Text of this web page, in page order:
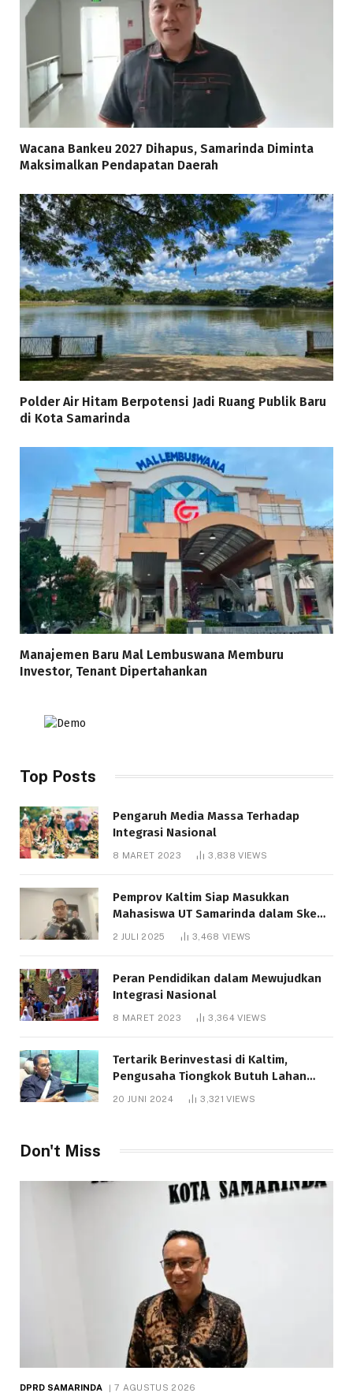
Wacana Bankeu 2027 Dihapus, Samarinda Diminta
Maksimalkan Pendapatan Daerah
Polder Air Hitam Berpotensi Jadi Ruang Publik Baru
di Kota Samarinda
Manajemen Baru Mal Lembuswana Memburu
Investor, Tenant Dipertahankan
Top Posts
Pengaruh Media Massa Terhadap
Integrasi Nasional
8 MARET 2023 3,838VIEWS
Pemprov Kaltim Siap Masukkan
Mahasiswa UT Samarinda dalam Skema
Bantuan Pendidikan Gratispol
2 JULI 2025 3,468 VIEWS
Peran Pendidikan dalam Mewujudkan
Integrasi Nasional
8 MARET 2023 3,364VIEWS
Tertarik Berinvestasi di Kaltim,
Pengusaha Tiongkok Butuh Lahan
1.000 Hektare
20 JUNI 2024 3,321VIEWS
Don't Miss
DPRD SAMARINDA 7 AGUSTUS 2026